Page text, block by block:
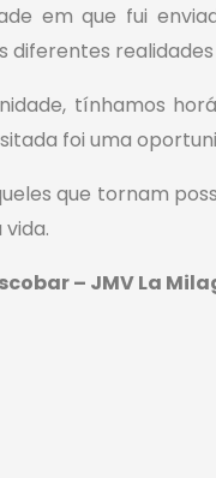
em que fui
diferentes
tínhamos
foi uma
que tornam
– JMV La